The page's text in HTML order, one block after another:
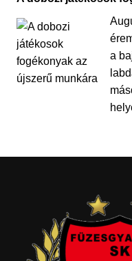
a